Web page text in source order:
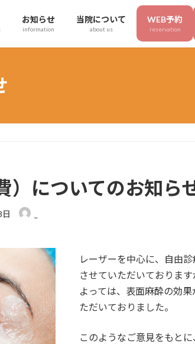
お知らせ
information
当院について
about us
WEB予約
reservation
）についてのお知ら
レーザーを中心に、自由
させていただいておりま
よっては、表面麻酔の効
ただいておりました。
このようなご意見をもと